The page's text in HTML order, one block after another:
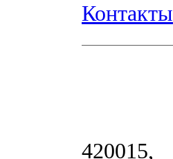
Контакты
420015,